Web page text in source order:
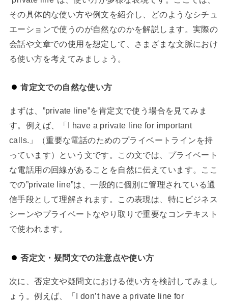
その具体的な使い方や例文を紹介し、どのようなシチュ
エーションで使うのが自然なのかを解説します。実際の
会話や文章での使用を想定して、さまざまな文脈におけ
る使い方を考えてみましょう。
肯定文での自然な使い方
まずは、”private line”を肯定文で使う場合を見てみま
す。例えば、「I have a private line for important
calls.」（重要な電話のためのプライベートラインを持
っています）という文です。この文では、プライベート
な電話用の回線があることを自然に伝えています。ここ
での”private line”は、一般的に個別に管理されている通
信手段として理解されます。この表現は、特にビジネス
シーンやプライベートなやり取りで重要なコンテキスト
で使われます。
否定文・疑問文での注意点や使い方
次に、否定文や疑問文における使い方を検討してみまし
ょう。例えば、「I don’t have a private line for